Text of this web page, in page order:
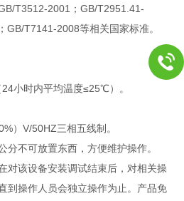
T3512-2001；GB/T2951.41-
T7141-2008等相关国家标准。
小时内平均温度≤25℃）。
）V/50HZ三相五线制。
分不可放置东西，方便维护操作。
对该设备安装调试结束后，对相关操
到操作人员会独立操作为止。产品免